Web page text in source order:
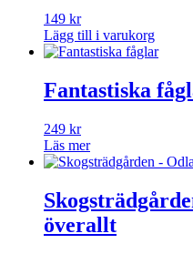
149 kr
Lägg till i varukorg
Fantastiska
249 kr
Läs mer
överallt